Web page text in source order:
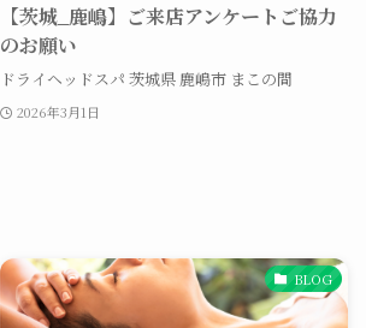
【茨城_鹿嶋】ご来店アンケートご協力
のお願い
ドライヘッドスパ 茨城県 鹿嶋市 まこの間
2026年3月1日
BLOG